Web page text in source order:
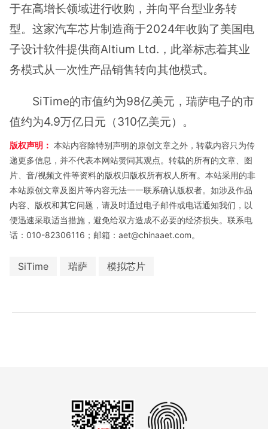
于在高增长领域进行收购，并向平台型业务转
型。这家汽车芯片制造商于2024年收购了美国电
子设计软件提供商Altium Ltd.，此举标志着其业
务模式从一次性产品销售转向其他模式。
SiTime的市值约为98亿美元，瑞萨电子的市
值约为4.9万亿日元（310亿美元）。
版权声明： 本站内容除特别声明的原创文章之外，转载内容只为传
递更多信息，并不代表本网站赞同其观点。转载的所有的文章、图
片、音/视频文件等资料的版权归版权所有权人所有。本站采用的非
本站原创文章及图片等内容无法一一联系确认版权者。如涉及作品
内容、版权和其它问题，请及时通过电子邮件或电话通知我们，以
便迅速采取适当措施，避免给双方造成不必要的经济损失。联系电
话：010-82306116；邮箱：aet@chinaaet.com。
SiTime 瑞萨 模拟芯片